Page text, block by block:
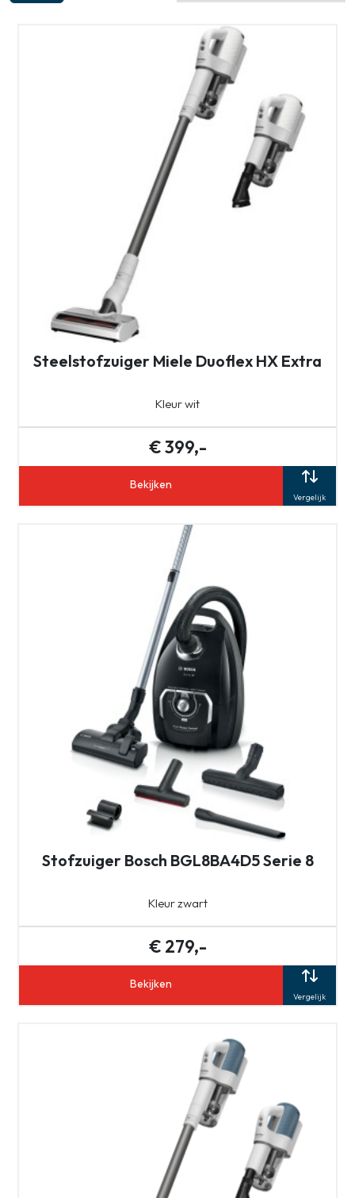
Steelstofzuiger Miele Duoflex HX Extra
Kleur wit
€ 399,-
Bekijken
Vergelijk
Stofzuiger Bosch BGL8BA4D5 Serie 8
Kleur zwart
€ 279,-
Bekijken
Vergelijk